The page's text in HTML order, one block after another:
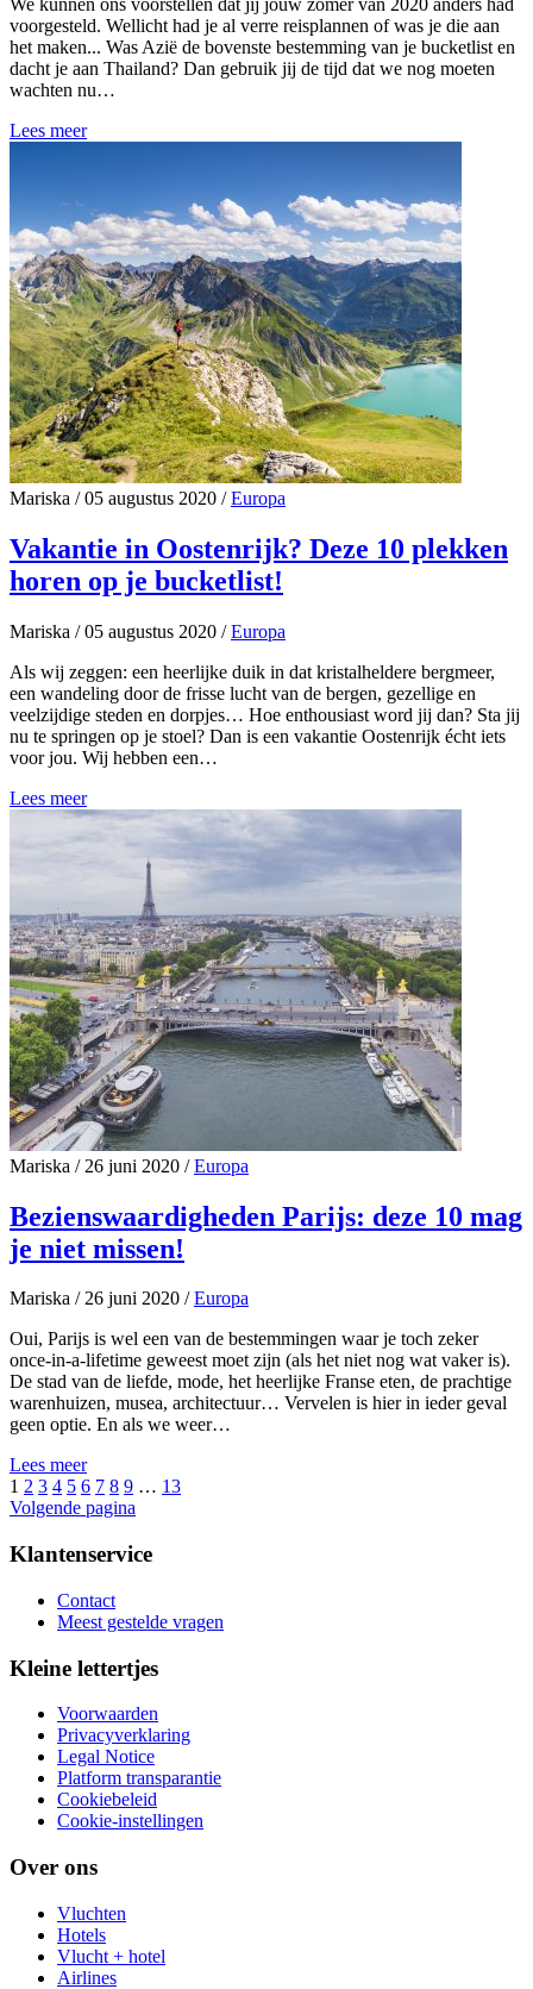
voorgesteld. Wellicht had je al verre reisplannen of was je die aan
het maken... Was Azië de bovenste bestemming van je bucketlist en
dacht je aan Thailand? Dan gebruik jij de tijd dat we nog moeten
wachten nu…
Lees meer
Mariska /05 augustus 2020 / Europa
Vakantie in Oostenrijk? Deze 10 plekken
horen op je bucketlist!
Mariska /05 augustus 2020 / Europa
Als wij zeggen: een heerlijke duik in dat kristalheldere bergmeer,
een wandeling door de frisse lucht van de bergen, gezellige en
veelzijdige steden en dorpjes… Hoe enthousiast word jij dan? Sta jij
nu te springen op je stoel? Dan is een vakantie Oostenrijk écht iets
voor jou. Wij hebben een…
Lees meer
Mariska /26 juni 2020 / Europa
Bezienswaardigheden Parijs: deze 10 mag
je niet missen!
Mariska /26 juni 2020 / Europa
Oui, Parijs is wel een van de bestemmingen waar je toch zeker
once-in-a-lifetime geweest moet zijn (als het niet nog wat vaker is).
De stad van de liefde, mode, het heerlijke Franse eten, de prachtige
warenhuizen, musea, architectuur… Vervelen is hier in ieder geval
geen optie. En als we weer…
Lees meer
1 2 3 4 5 6 7 8 9 … 13
Volgende pagina
Klantenservice
Contact
Meest gestelde vragen
Kleine lettertjes
Voorwaarden
Privacyverklaring
Legal Notice
Platform transparantie
Cookiebeleid
Cookie-instellingen
Over ons
Vluchten
Hotels
Vlucht + hotel
Airlines